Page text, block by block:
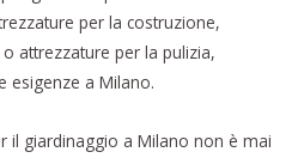
per la costruzione,
attrezzature per la pulizia,
esigenze a Milano.
il giardinaggio a Milano non è mai